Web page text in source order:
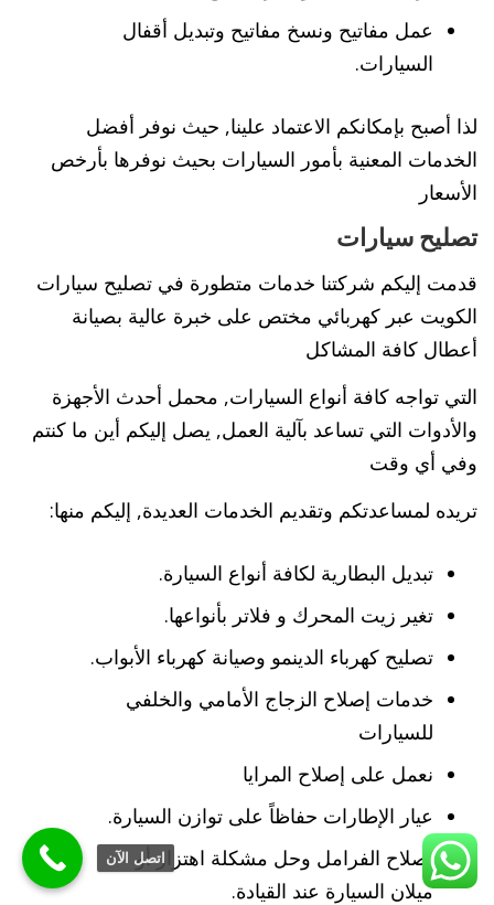
عمل مفاتيح ونسخ مفاتيح وتبديل أقفال
السيارات.
لذا أصبح بإمكانكم الاعتماد علينا, حيث نوفر أفضل
الخدمات المعنية بأمور السيارات بحيث نوفرها بأرخص
الأسعار
تصليح سيارات
قدمت إليكم شركتنا خدمات متطورة في تصليح سيارات
الكويت عبر كهربائي مختص على خبرة عالية بصيانة
أعطال كافة المشاكل
التي تواجه كافة أنواع السيارات, محمل أحدث الأجهزة
والأدوات التي تساعد بآلية العمل, يصل إليكم أين ما كنتم
وفي أي وقت
تريده لمساعدتكم وتقديم الخدمات العديدة, إليكم منها:
تبديل البطارية لكافة أنواع السيارة.
تغير زيت المحرك و فلاتر بأنواعها.
تصليح كهرباء الدينمو وصيانة كهرباء الأبواب.
خدمات إصلاح الزجاج الأمامي والخلفي
للسيارات
نعمل على إصلاح المرايا
عيار الإطارات حفاظاً على توازن السيارة.
إصلاح الفرامل وحل مشكلة اهتزاز أو
ميلان السيارة عند القيادة.
اتصل الآن